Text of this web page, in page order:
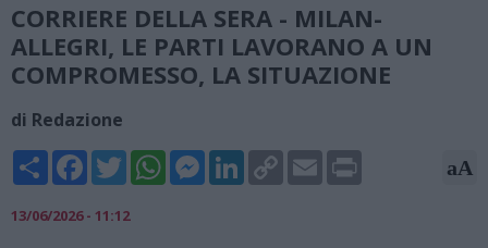
CORRIERE DELLA SERA - MILAN-
ALLEGRI, LE PARTI LAVORANO A UN
COMPROMESSO, LA SITUAZIONE
di Redazione
Share FacebookTwitterWhatsAppMessengerLinkedInCopy
Link
Email aA
13/06/2026 - 11:12